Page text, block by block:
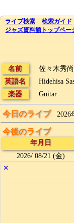
ライブ検索 検索ガイド
ジャズ資料館 トップペー
名前 佐々木秀尚
英語名
Hidehisa
楽器
Guitar
今日のライブ 2026
今後のライブ
年月日
2026/ 08/21 (金)
✕